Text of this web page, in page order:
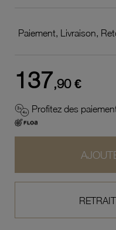
Paiement, Livraison,
137,90 €
Profitez des